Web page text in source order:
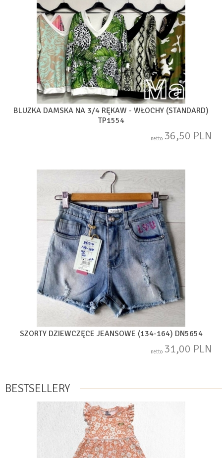
BLUZKA DAMSKA NA 3/4 RĘKAW - WŁOCHY (STANDARD)
TP1554
netto 36,50 PLN
SZORTY DZIEWCZĘCE JEANSOWE (134-164) DN5654
netto 31,00 PLN
BESTSELLERY